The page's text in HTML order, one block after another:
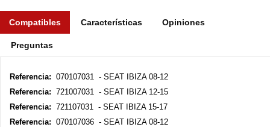
Compatibles Características Opiniones
Preguntas
Referencia: 070107031 - SEAT IBIZA 08-12
Referencia: 721007031 - SEAT IBIZA 12-15
Referencia: 721107031 - SEAT IBIZA 15-17
Referencia: 070107036 - SEAT IBIZA 08-12